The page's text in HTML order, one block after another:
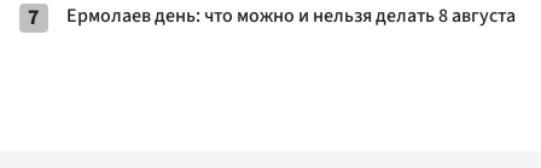
7 Ермолаев день: что можно и нельзя делать 8 августа